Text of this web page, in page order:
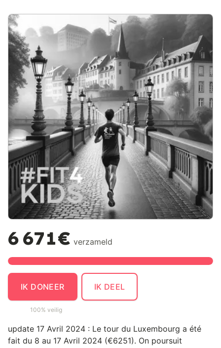
6 671€ verzameld
IK DONEER
100% veilig
IK DEEL
update 17 Avril 2024 : Le tour du Luxembourg a été
fait du 8 au 17 Avril 2024 (€6251). On poursuit